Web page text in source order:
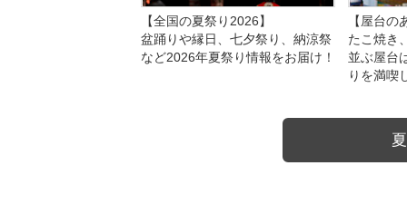
【全国の夏祭り2026】
盆踊りや縁日、七夕祭り、納涼祭
など2026年夏祭り情報をお届け！
【屋台
たこ焼き
並ぶ屋台
りを満喫